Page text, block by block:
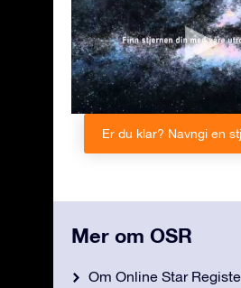
Er du klar? Navngi en
Mer om OSR
Om Online Star